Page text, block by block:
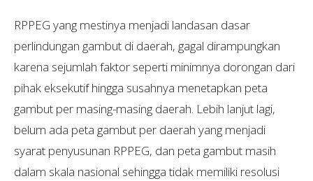
RPPEG yang mestinya menjadi landasan dasar
perlindungan gambut di daerah, gagal dirampungkan
karena sejumlah faktor seperti minimnya dorongan dari
pihak eksekutif hingga susahnya menetapkan peta
gambut per masing-masing daerah. Lebih lanjut lagi,
belum ada peta gambut per daerah yang menjadi
syarat penyusunan RPPEG, dan peta gambut masih
dalam skala nasional sehingga tidak memiliki resolusi